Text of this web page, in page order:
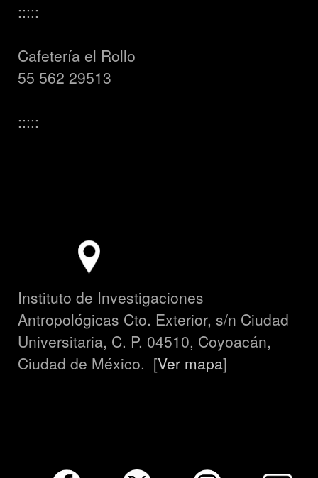
:::::
Cafetería el Rollo
55 562 29513
:::::
Instituto de Investigaciones
Antropológicas Cto. Exterior, s/n Ciudad
Universitaria, C. P. 04510, Coyoacán,
Ciudad de México. [Ver mapa]